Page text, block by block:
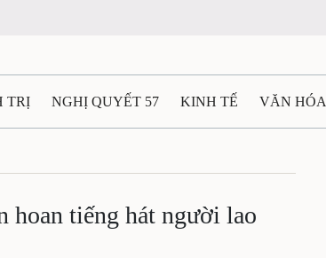
TRỊ NGHỊ QUYẾT 57 KINH TẾ VĂN HÓA
- MÔI TRƯỜNG THỂ THAO
hoan tiếng hát người lao